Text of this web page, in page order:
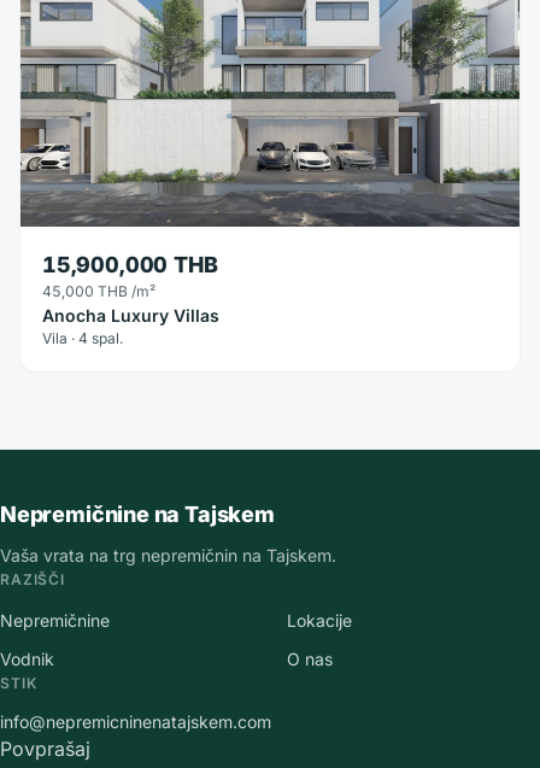
15,900,000 THB
45,000 THB /m²
Anocha Luxury Villas
Vila · 4 spal.
Nepremičnine na Tajskem
Vaša vrata na trg nepremičnin na Tajskem.
RAZIŠČI
Nepremičnine
Lokacije
Vodnik
O nas
STIK
info@nepremicninenatajskem.com
Povprašaj